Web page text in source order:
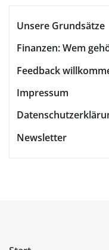
Beiträge
Unsere Grundsätze
Finanzen: Wem
Feedback
Impressum
Newsletter